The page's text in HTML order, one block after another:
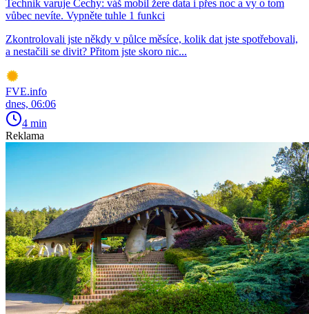
Technik varuje Čechy: váš mobil žere data i přes noc a vy o tom
vůbec nevíte. Vypněte tuhle 1 funkci
Zkontrolovali jste někdy v půlce měsíce, kolik dat jste spotřebovali,
a nestačili se divit? Přitom jste skoro nic...
FVE.info
dnes, 06:06
4 min
Reklama